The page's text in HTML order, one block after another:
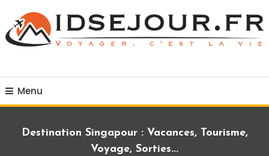
Content
Menu
Destination Singapour : Vacances, Tourisme,
Voyage, Sorties...